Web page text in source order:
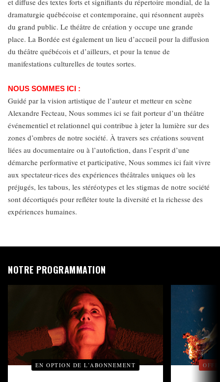
et diffuse des textes forts et signifiants du répertoire mondial, de la
dramaturgie québécoise et contemporaine, qui résonnent auprès
du grand public. Le théâtre de création y occupe une grande
place. La Bordée est également un lieu d’accueil pour la diffusion
du théâtre québécois et d’ailleurs, et pour la tenue de
manifestations culturelles de toutes sortes.
NOUS SOMMES ICI :
Guidé par la vision artistique de l’auteur et metteur en scène
Alexandre Fecteau, Nous sommes ici se fait porteur d’un théâtre
événementiel et relationnel qui contribue à jeter la lumière sur des
zones d’ombres de notre société. À travers ses créations souvent
liées au documentaire ou à l’autofiction, dans l’esprit d’une
démarche performative et participative, Nous sommes ici fait vivre
aux spectateur·rices des expériences théâtrales uniques où les
préjugés, les tabous, les stéréotypes et les stigmas de notre société
sont décortiqués pour refléter toute la diversité et la richesse des
expériences humaines.
NOTRE PROGRAMMATION
EN OPTION DE L’ABONNEMENT